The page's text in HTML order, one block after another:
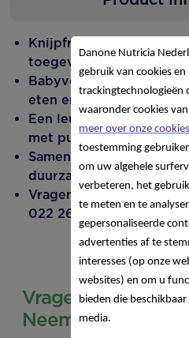
Knijpfruitje boordevol
toegevoegde suikers.
Babyvoeding, gemaakt
eten en zorg voor de
Een leuk, verantwoord
met pure & natuurlijke
Samen met onze
duurzame landbouw.
Vragen? Bel 24/7 ons
022 26 26.
Vragen over onze
Neem contact met
Danone Nutricia
gebruik van cookies en
trackingtechnologieën
waaronder cookies
meer over onze
toestemming
om uw algehele
verbeteren, het
te meten en te
gepersonaliseerde
advertenties af te
interesses (op onze
websites) en om u
bieden die
media.